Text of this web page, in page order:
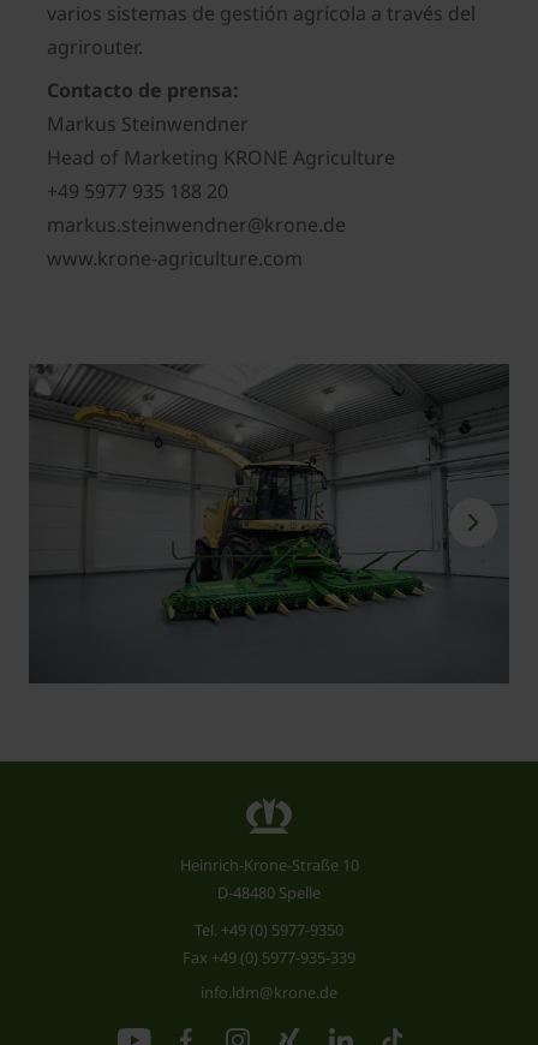
varios sistemas de gestión agrícola a través del
agrirouter.
Contacto de prensa:
Markus Steinwendner
Head of Marketing KRONE Agriculture
+49 5977 935 188 20
markus.steinwendner@krone.de
www.krone-agriculture.com
Heinrich-Krone-Straße 10
D-48480 Spelle
Tel. +49 (0) 5977-9350
Fax +49 (0) 5977-935-339
info.ldm@krone.de